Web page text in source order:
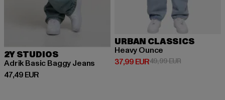
2Y STUDIOS
Adrik Basic Baggy Jeans
47,49 EUR
Derzeitiger Preis: 47,49 EUR
URBAN CLASSICS
Heavy Ounce
37,99 EUR
Derzeitiger Preis: 37,99 EUR
49,99 EURAktionspreis: